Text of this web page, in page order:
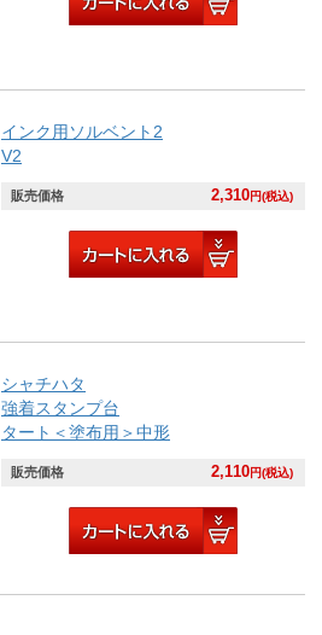
インク用ソルベント2
V2
販売価格 2,310円(税込)
シャチハタ
強着スタンプ台
タート＜塗布用＞中形
販売価格 2,110円(税込)